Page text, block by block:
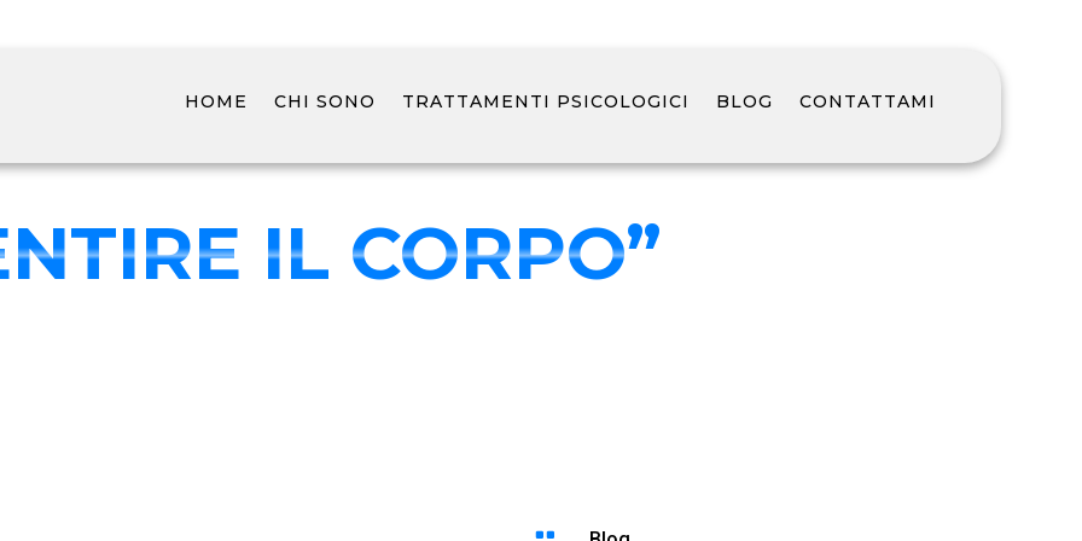
HOME CHI SONO TRATTAMENTI PSICOLOGICI BLOG CONTATTAMI
IL CORPO”